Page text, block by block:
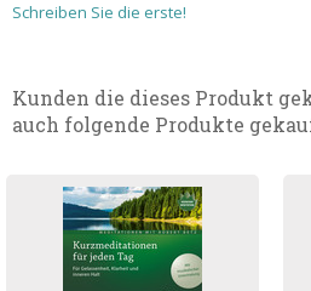
Schreiben Sie die erste!
Kunden die dieses Produkt
auch folgende Produkte